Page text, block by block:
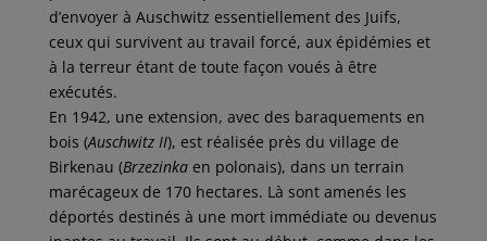
d’envoyer à Auschwitz essentiellement des Juifs,
ceux qui survivent au travail forcé, aux épidémies et
à la terreur étant de toute façon voués à être
exécutés.
En 1942, une extension, avec des baraquements en
bois (Auschwitz II), est réalisée près du village de
Birkenau (Brzezinkaen polonais), dans un terrain
marécageux de 170 hectares. Là sont amenés les
déportés destinés à une mort immédiate ou devenus